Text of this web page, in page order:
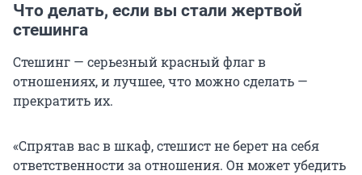
Что делать, если вы стали жертвой
стешинга
Стешинг — серьезный красный флаг в
отношениях, и лучшее, что можно сделать —
прекратить их.
«Спрятав вас в шкаф, стешист не берет на себя
ответственности за отношения. Он может убедить